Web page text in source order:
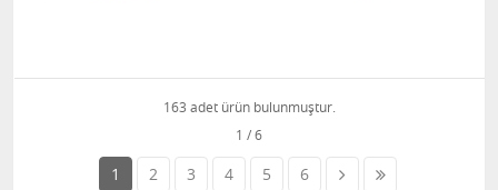
163 adet ürün bulunmuştur.
1 2 3 4 5 6